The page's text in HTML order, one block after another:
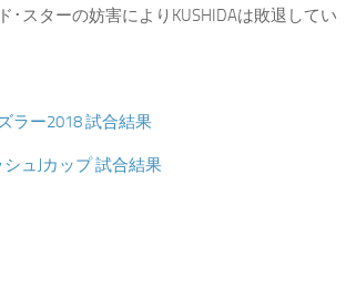
･スターの妨害によりKUSHIDAは敗退してい
ラー2018 試合結果
ュJカップ 試合結果